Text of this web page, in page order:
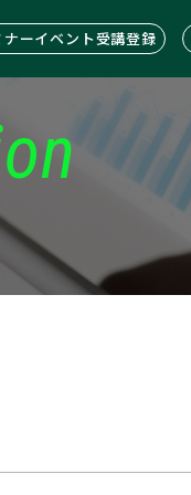
ナーイベント受講登録